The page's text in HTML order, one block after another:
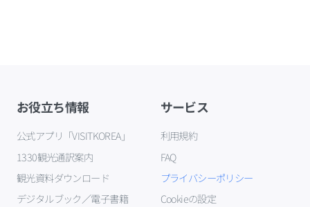
お役立ち情報
公式アプリ「VISITKOREA」
1330観光通訳案内
観光資料ダウンロード
デジタルブック／電子書籍
サービス
利用規約
FAQ
プライバシーポリシー
Cookieの設定